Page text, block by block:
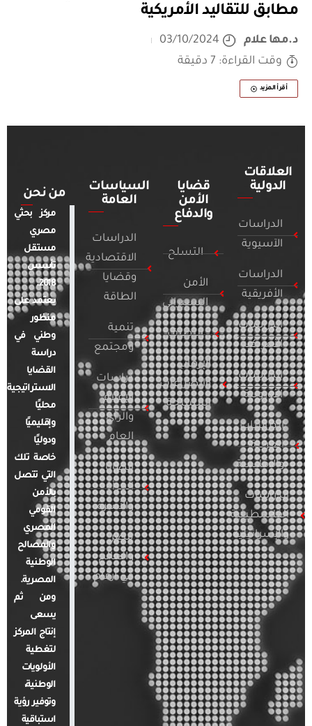
مطابق للتقاليد الأمريكية
د.مها علام
03/10/2024
وقت القراءة: 7 دقيقة
أقرأ المزيد
العلاقات
الدولية
الدراسات
الآسيوية
الدراسات
الأفريقية
الدراسات
الأمريكية
الدراسات
الأوروبية
الدراسات
العربية
والإقليمية
الدراسات
الفلسطينية
والإسرائيلية
قضايا
الأمن
والدفاع
التسلح
الأمن
السيبراني
التطرف
الإرهاب
والصراعات
المسلحة
السياسات
العامة
الدراسات
الاقتصادية
وقضايا
الطاقة
تنمية
ومجتمع
دراسات
الإعلام
والرأي
العام
قضايا
المرأة
والأسرة
مصر
والعالم
في أرقام
من نحن
مركز بحثي
مصري
مستقل
تأسس
2018.
يعتمد على
منظور
وطني في
دراسة
القضايا
الاستراتيجية
محليًا
وإقليميًا
ودوليًا
خاصة تلك
التي تتصل
بالأمن
القومي
المصري
والمصالح
الوطنية
المصرية.
ومن ثم
يسعى
إنتاج المركز
لتغطية
الأولويات
الوطنية،
وتوفير رؤية
استباقية